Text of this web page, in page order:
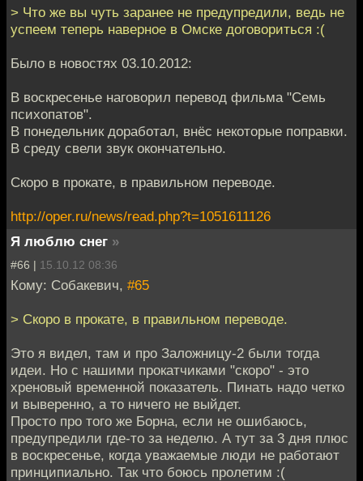
> Что же вы чуть заранее не предупредили, ведь не
успеем теперь наверное в Омске договориться :(
Было в новостях 03.10.2012:
В воскресенье наговорил перевод фильма "Семь
психопатов".
В понедельник доработал, внёс некоторые поправки.
В среду свели звук окончательно.
Скоро в прокате, в правильном переводе.
http://oper.ru/news/read.php?t=1051611126
Я люблю снег »
#66 | 15.10.12 08:36
Кому: Собакевич, #65
> Скоро в прокате, в правильном переводе.
Это я видел, там и про Заложницу-2 были тогда
идеи. Но с нашими прокатчиками "скоро" - это
хреновый временной показатель. Пинать надо четко
и выверенно, а то ничего не выйдет.
Просто про того же Борна, если не ошибаюсь,
предупредили где-то за неделю. А тут за 3 дня плюс
в воскресенье, когда уважаемые люди не работают
принципиально. Так что боюсь пролетим :(